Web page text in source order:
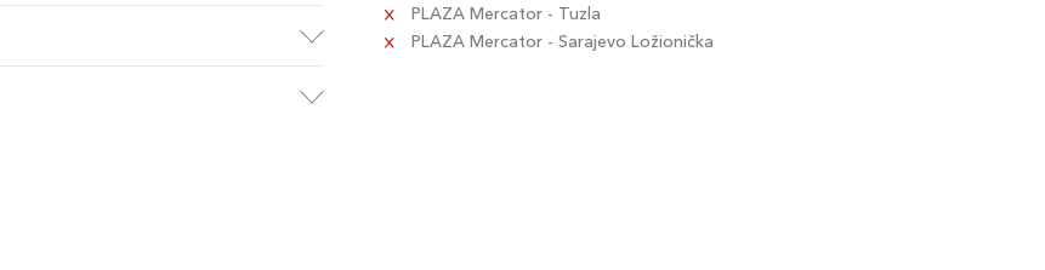
PLAZA Mercator - Tuzla
PLAZA Mercator - Sarajevo Ložionička